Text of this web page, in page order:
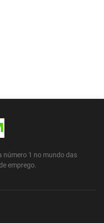
número 1 no mundo das
emprego.